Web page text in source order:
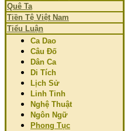
Quê Ta
Tiền Tệ Việt Nam
Tiểu Luận
Ca Dao
Câu Đố
Dân Ca
Di Tích
Lịch Sử
Linh Tinh
Nghệ Thuật
Ngôn Ngữ
Phong Tục